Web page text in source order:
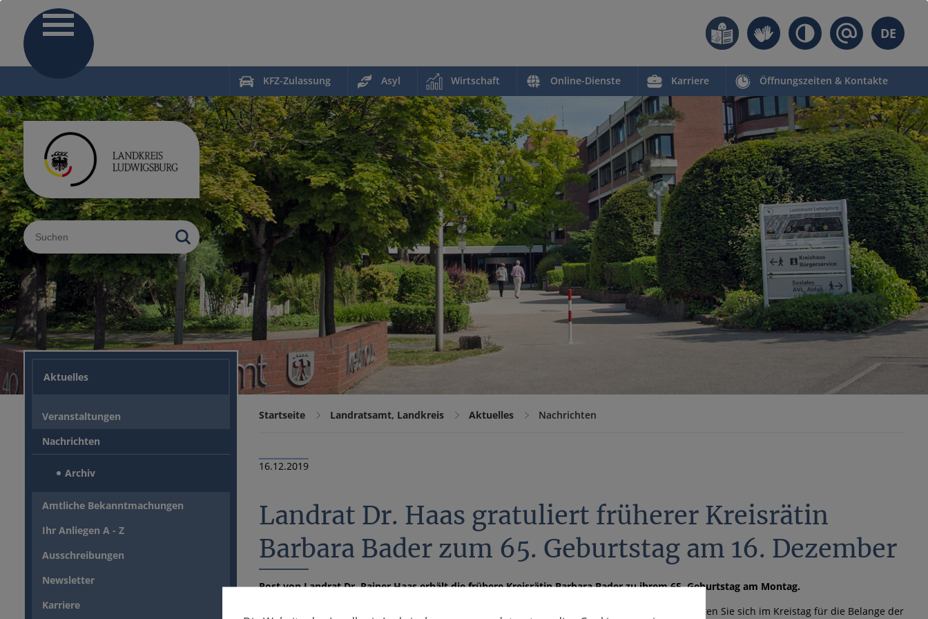
DE
KFZ-Zulassung Asyl Wirtschaft Online-Dienste Karriere Öffnungszeiten & Kontakte
Sucheingabe
Aktuelles
Veranstaltungen
Nachrichten
Archiv
Amtliche Bekanntmachungen
Ihr Anliegen A - Z
Ausschreibungen
Newsletter
Karriere
Startseite Landratsamt, Landkreis Aktuelles Nachrichten
16.12.2019
Landrat Dr. Haas gratuliert früherer Kreisrätin
Barbara Bader zum 65. Geburtstag am 16. Dezember
Post von Landrat Dr. Rainer Haas erhält die frühere Kreisrätin Barbara Bader zu ihrem 65. Geburtstag am Montag.
In seinem Gratulationsbrief schreibt der Chef der Kreisverwaltung: „Von 2004 bis 2014 engagierten Sie sich im Kreistag für die Belange der